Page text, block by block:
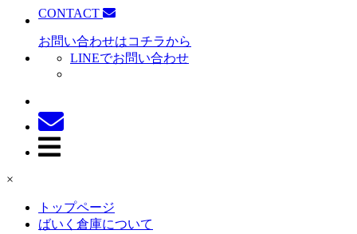
CONTACT
お問い合わせはコチラから
LINEでお問い合わせ
×
トップページ
ばいく倉庫について